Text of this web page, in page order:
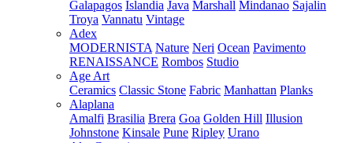
Galapagos Islandia Java Marshall Mindanao Sajalin
Troya Vannatu Vintage
Adex
MODERNISTA Nature Neri Ocean Pavimento
RENAISSANCE Rombos Studio
Age Art
Ceramics Classic Stone Fabric Manhattan Planks
Alaplana
Amalfi Brasilia Brera Goa Golden Hill Illusion
Johnstone Kinsale Pune Ripley Urano